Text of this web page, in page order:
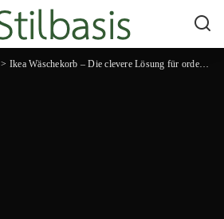
> Ikea Wäschekorb – Die clevere Lösung für ordentliche und stylische Wäscheaufbewahrung